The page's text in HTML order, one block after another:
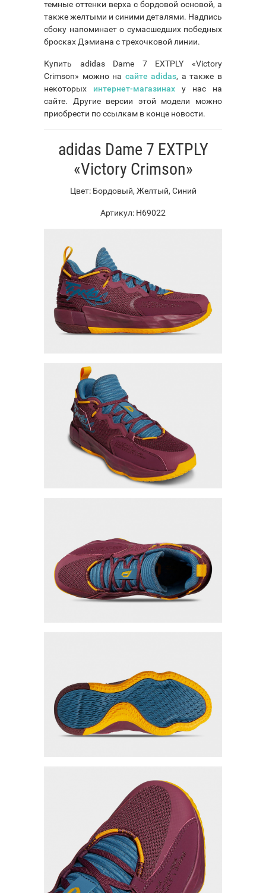
темные оттенки верха с бордовой основой, а
также желтыми и синими деталями. Надпись
сбоку напоминает о сумасшедших победных
бросках Дэмиана с трехочковой линии.
Купить adidas Dame 7 EXTPLY «Victory
Crimson» можно на сайте adidas, а также в
некоторых интернет-магазинах у нас на
сайте. Другие версии этой модели можно
приобрести по ссылкам в конце новости.
adidas Dame 7 EXTPLY
«Victory Crimson»
Цвет: Бордовый, Желтый, Синий
Артикул: H69022